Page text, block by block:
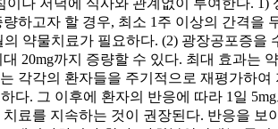
하고자 할 경우, 최소 1주 이상의 간격을
약물치료가 필요하다. (2) 광장공포증을
20mg까지 증량할 수 있다. 최대 효과는
각각의 환자들을 주기적으로 재평가하
. 그 이후에 환자의 반응에 따라 1일
료를 지속하는 것이 권장된다. 반응을